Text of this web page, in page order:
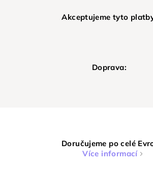
Akceptujeme tyto
Doprava:
Doručujeme po celé
Více informací